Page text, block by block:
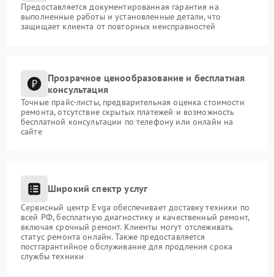
Предоставляется документированная гарантия на
выполненные работы и установленные детали, что
защищает клиента от повторных неисправностей
Прозрачное ценообразование и бесплатная
консультация
Точные прайс-листы, предварительная оценка стоимости
ремонта, отсутствие скрытых платежей и возможность
бесплатной консультации по телефону или онлайн на
сайте
Широкий спектр услуг
Сервисный центр Evga обеспечивает доставку техники по
всей РФ, бесплатную диагностику и качественный ремонт,
включая срочный ремонт. Клиенты могут отслеживать
статус ремонта онлайн. Также предоставляется
постгарантийное обслуживание для продления срока
службы техники